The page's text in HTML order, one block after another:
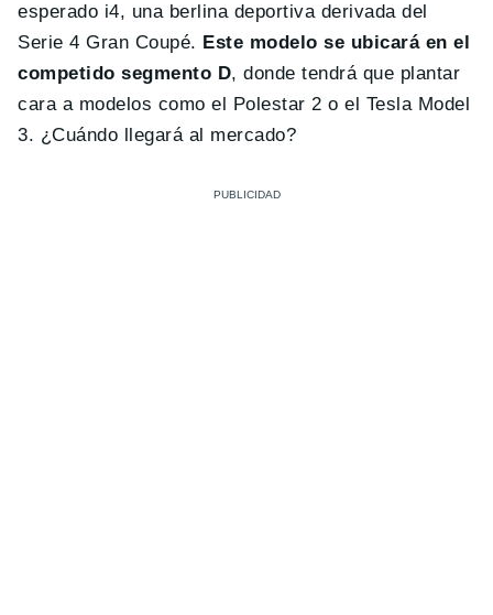
esperado i4, una berlina deportiva derivada del
Serie 4 Gran Coupé. Este modelo se ubicará en el
competido segmento D, donde tendrá que plantar
cara a modelos como el Polestar 2 o el Tesla Model
3. ¿Cuándo llegará al mercado?